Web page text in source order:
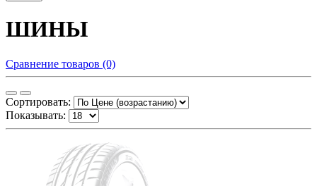
ШИНЫ
Сравнение товаров (0)
Сортировать:
Показывать: